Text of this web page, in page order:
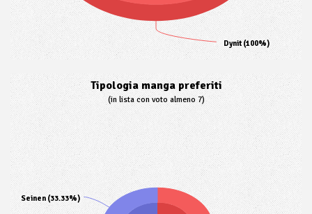
Dynit (100%)
Tipologia manga preferiti
(in lista con voto almeno 7)
Seinen (33.33%)